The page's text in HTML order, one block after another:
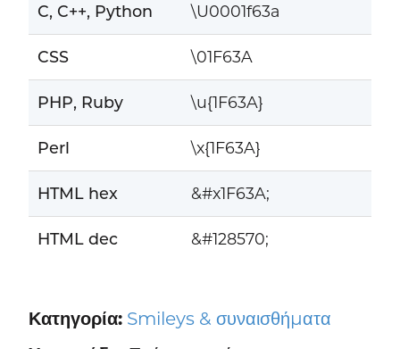
C, C++, Python \U0001f63a
CSS \01F63A
PHP, Ruby \u{1F63A}
Perl \x{1F63A}
HTML hex &#x1F63A;
HTML dec &#128570;
Κατηγορία: Smileys & συναισθήματα